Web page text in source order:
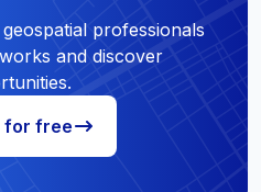
professionals
and discover
for free